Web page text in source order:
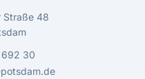
Straße 48
692 30